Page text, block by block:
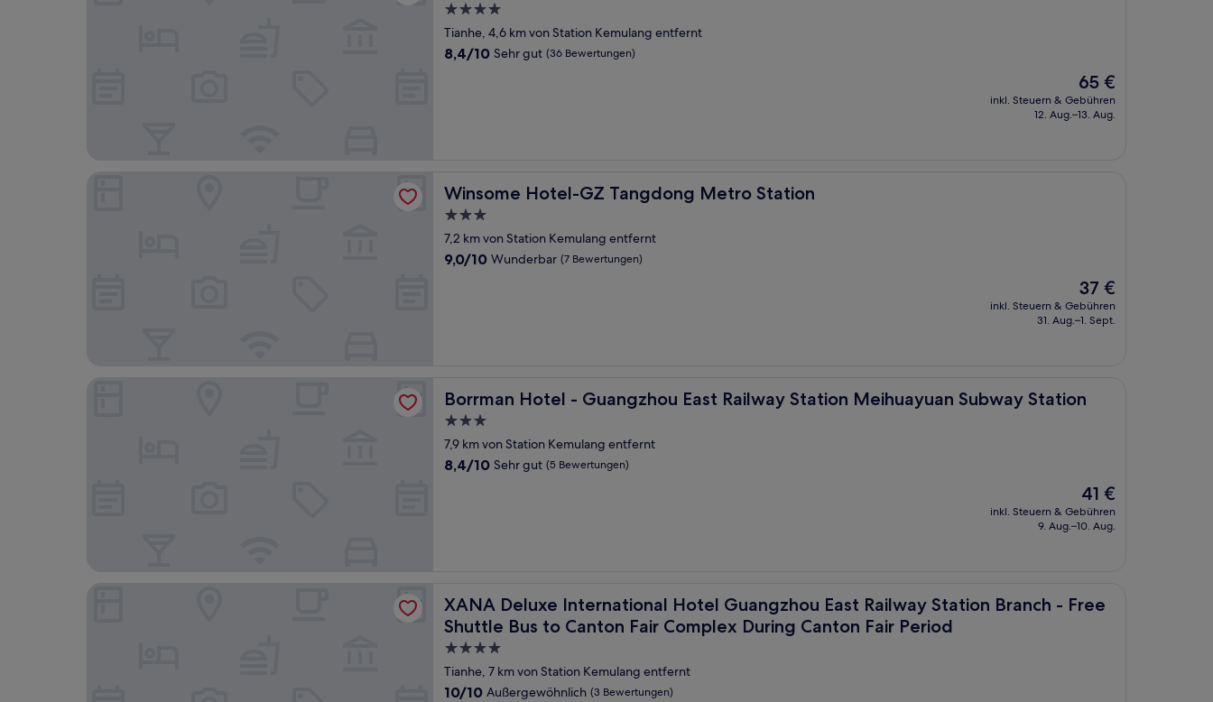
4.0-
Sterne-
Unterkunft
Tianhe, 4,6 km von Station Kemulang entfernt
8.4
8,4/10 Sehr gut (36 Bewertungen)
Der
Preis
beträgt
65 €
inkl. Steuern & Gebühren
12. Aug.–13. Aug.
Winsome Hotel-GZ Tangdong Metro Station
Winsome Hotel-GZ Tangdong Metro Station
3.0-
Sterne-
Unterkunft
7,2 km von Station Kemulang entfernt
9.0
9,0/10 Wunderbar (7 Bewertungen)
Der
Preis
beträgt
37 €
inkl. Steuern & Gebühren
31. Aug.–1. Sept.
Borrman Hotel - Guangzhou East Railway Station Meihuayuan Subway Station
Borrman Hotel - Guangzhou East Railway Station Meihuayuan Subway Station
3.0-
Sterne-
Unterkunft
7,9 km von Station Kemulang entfernt
8.4
8,4/10 Sehr gut (5 Bewertungen)
Der
Preis
beträgt
41 €
inkl. Steuern & Gebühren
9. Aug.–10. Aug.
Borrman Hotel - Guangzhou East Railway Station Meihuayuan Subway Station
XANA Deluxe International Hotel Guangzhou East Railway Station Branch - Free
Shuttle Bus to Canton Fair Complex During Canton Fair Period
XANA Deluxe International Hotel Guangzhou East Railway Station Branch - Free Shuttle Bus to Canton Fair Complex
4.0-
Sterne-
Unterkunft
Tianhe, 7 km von Station Kemulang entfernt
10.0
10/10 Außergewöhnlich (3 Bewertungen)
XANA Deluxe International Hotel Guangzhou East Railway Station Branch - Free Shuttle Bus to Canton Fair Complex During Canton Fair Period